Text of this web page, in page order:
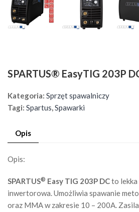
SPARTUS® EasyTIG 203P
Kategoria: Sprzęt spawalniczy
Tagi: Spartus,Spawarki
Opis
Opis:
SPARTUS® Easy TIG 203P DCto lekka
inwertorowa. Umożliwia spawanie
oraz MMA w zakresie 10 – 200A.